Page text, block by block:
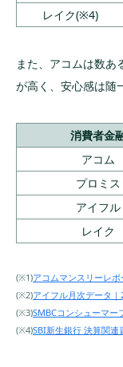
レイク(※4)
また、アコムは数あ
が高く、安心感は随
消費者金
アコム
プロミス
アイフル
レイク
(※1)アコムマンスリーレ
(※2)アイフル月次データ
(※3)SMBCコンシューマー
(※4)SBI新生銀行 決算関連